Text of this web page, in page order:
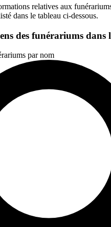
relatives aux
dans le tableau ci-dessous.
des funérariums dans
par nom